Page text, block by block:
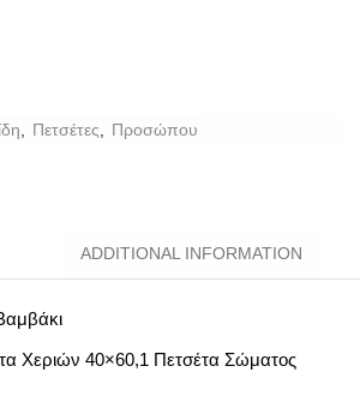
, Πετσέτες, Προσώπου
ADDITIONAL INFORMATION
Χεριών 40×60,1 Πετσέτα Σώματος